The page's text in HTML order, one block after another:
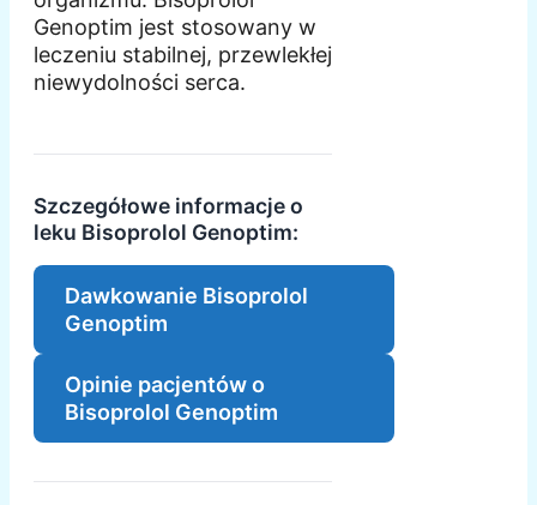
Genoptim jest stosowany w
leczeniu stabilnej, przewlekłej
niewydolności serca.
Szczegółowe informacje o
leku Bisoprolol Genoptim:
Dawkowanie Bisoprolol
Genoptim
Opinie pacjentów o
Bisoprolol Genoptim